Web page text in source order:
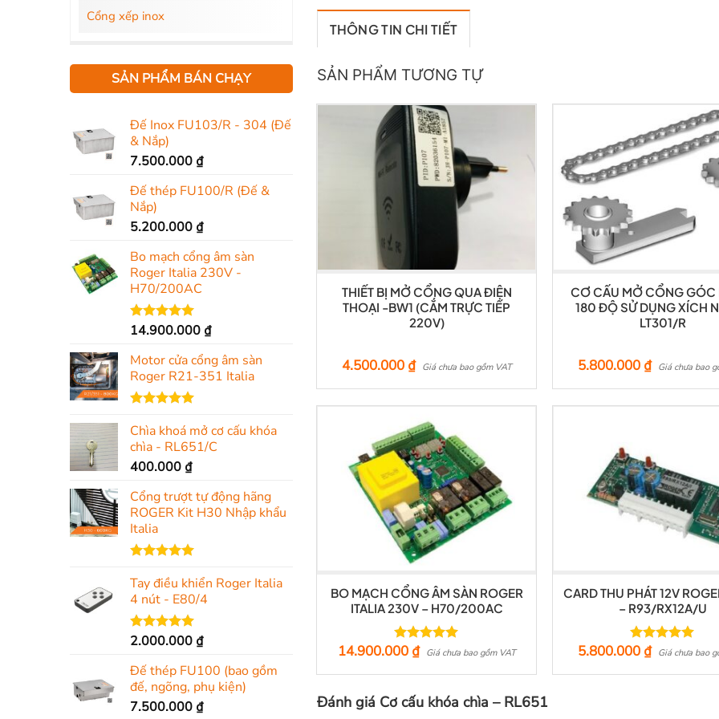
Cổng xếp inox
SẢN PHẨM BÁN CHẠY
Đế Inox FU103/R - 304 (Đế
& Nắp)
7.500.000 ₫
Đế thép FU100/R (Đế &
Nắp)
5.200.000 ₫
Bo mạch cổng âm sàn
Roger Italia 230V -
H70/200AC
Được xếp
5 sao
14.900.000 ₫
Motor cửa cổng âm sàn
Roger R21-351 Italia
hạng5.00
5 sao
Chìa khoá mở cơ cấu khóa
chìa - RL651/C
400.000 ₫
Cổng trượt tự động hãng
ROGER Kit H30 Nhập khẩu
Italia
hạng5.00
5 sao
Tay điều khiển Roger Italia
4 nút - E80/4
Được xếp
5 sao
2.000.000 ₫
Đế thép FU100 (bao gồm
đế, ngõng, phụ kiện)
7.500.000 ₫
THÔNG TIN CHI TIẾT
SẢN PHẨM TƯƠNG TỰ
THIẾT BỊ MỞ CỔNG QUA ĐIỆN
THOẠI -BW1 (CẮM TRỰC TIẾP
220V)
4.500.000 ₫ Giá chưa bao gồm VAT
CƠ CẤU MỞ CỔNG GÓC
180 ĐỘ SỬ DỤNG XÍCH
LT301/R
5.800.000 ₫ Giá chưa bao
BO MẠCH CỔNG ÂM SÀN ROGER
ITALIA 230V – H70/200AC
Được xếp
5 sao
14.900.000 ₫ Giá chưa bao gồm VAT
CARD THU PHÁT 12V
– R93/RX12A/U
Được xếp
5 sao
5.800.000 ₫ Giá chưa bao
Đánh giá Cơ cấu khóa chìa – RL651